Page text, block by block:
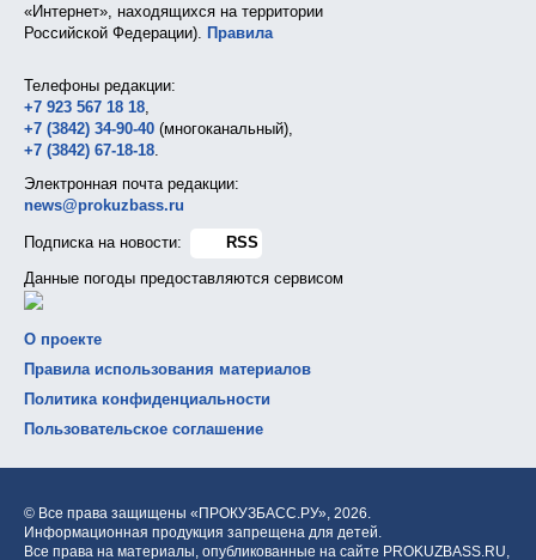
«Интернет», находящихся на территории
Российской Федерации).
Правила
Телефоны редакции:
+7 923 567 18 18
+7 (3842) 34-90-40 (многоканальный),
+7 (3842) 67-18-18
Электронная почта редакции:
news@prokuzbass.ru
Подписка на новости:
RSS
Данные погоды предоставляются сервисом
О проекте
Правила использования материалов
Политика конфиденциальности
Пользовательское соглашение
© Все права защищены «ПРОКУЗБАСС.РУ», 2026.
Информационная продукция запрещена для детей.
Все права на материалы, опубликованные на сайте PROKUZBASS.RU,